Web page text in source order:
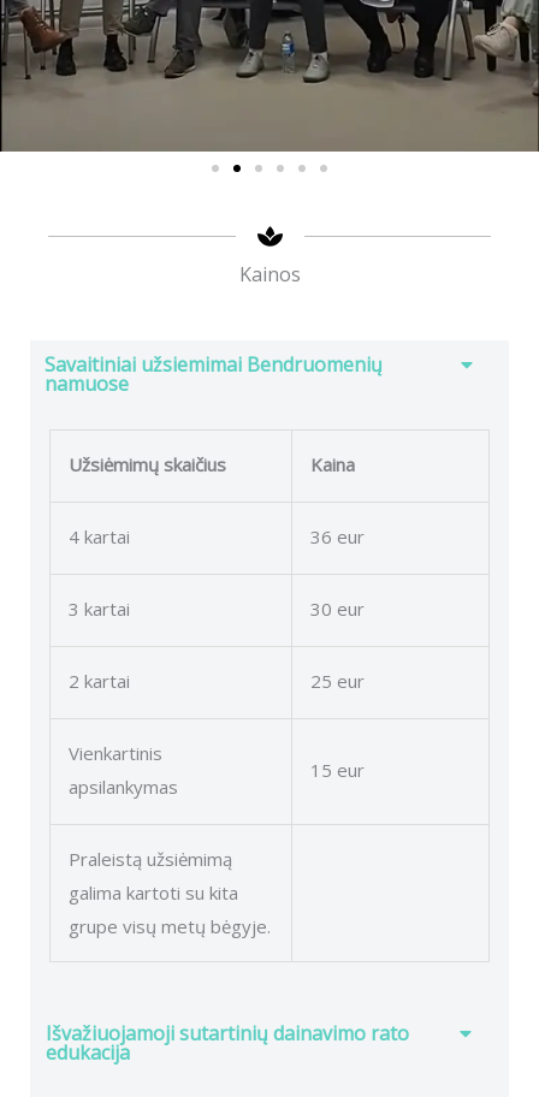
Kainos
Savaitiniai užsiemimai Bendruomenių
namuose
Užsiėmimų skaičius Kaina
4 kartai 36 eur
3 kartai 30 eur
2 kartai 25 eur
Vienkartinis
apsilankymas
15 eur
Praleistą užsiėmimą
galima kartoti su kita
grupe visų metų bėgyje.
Išvažiuojamoji sutartinių dainavimo rato
edukacija